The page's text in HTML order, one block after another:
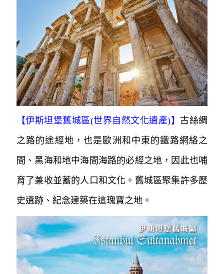
【伊斯坦堡舊城區(世界自然文化遺產)】 古絲綢
之路的途經地，也是歐洲和中東的鐵路網絡之
間、黑海和地中海間海路的必經之地，因此也哺
育了兼收並蓄的人口和文化。舊城區聚集許多歷
史遺跡、紀念建築在這瑰寶之地。